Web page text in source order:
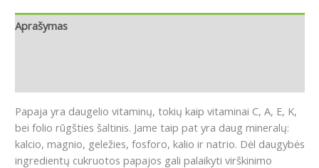
Aprašymas
Papaja yra daugelio vitaminų, tokių kaip vitaminai C, A, E, K,
bei folio rūgšties šaltinis. Jame taip pat yra daug mineralų:
kalcio, magnio, geležies, fosforo, kalio ir natrio. Dėl daugybės
ingredientų cukruotos papajos gali palaikyti virškinimo